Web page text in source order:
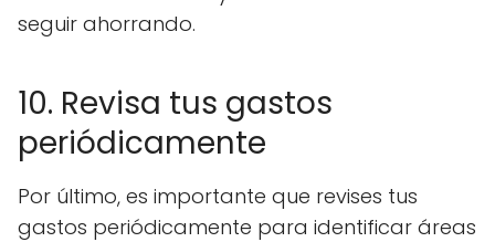
seguir ahorrando.
10. Revisa tus gastos
periódicamente
Por último, es importante que revises tus
gastos periódicamente para identificar áreas